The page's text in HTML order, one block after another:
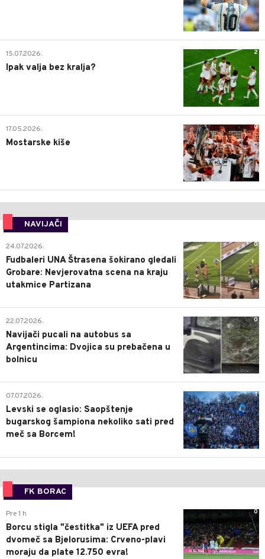
2
15.07.2026.
Ipak valja bez kralja?
0
17.05.2026.
Mostarske kiše
NAVIJAČI
0
24.07.2026.
Fudbaleri UNA Štrasena šokirano gledali
Grobare: Nevjerovatna scena na kraju
utakmice Partizana
0
22.07.2026.
Navijači pucali na autobus sa
Argentincima: Dvojica su prebačena u
bolnicu
1
07.07.2026.
Levski se oglasio: Saopštenje
bugarskog šampiona nekoliko sati pred
meč sa Borcem!
FK BORAC
0
Pre 1 h
Borcu stigla "čestitka" iz UEFA pred
dvomeč sa Bjelorusima: Crveno-plavi
moraju da plate 12.750 evra!